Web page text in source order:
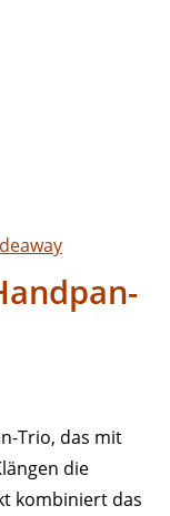
Trio, das mit
die
kombiniert das